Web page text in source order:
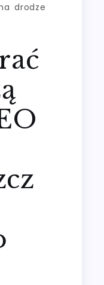
drodze